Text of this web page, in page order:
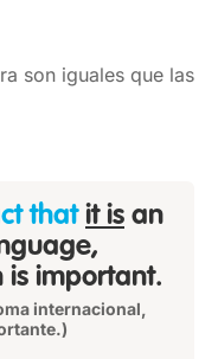
son iguales que las
that it is an
is important.
internacional,